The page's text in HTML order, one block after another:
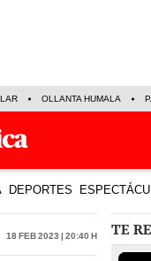
OLLANTA HUMALA
DEPORTES
18 Feb 2023 | 20:40 h TE